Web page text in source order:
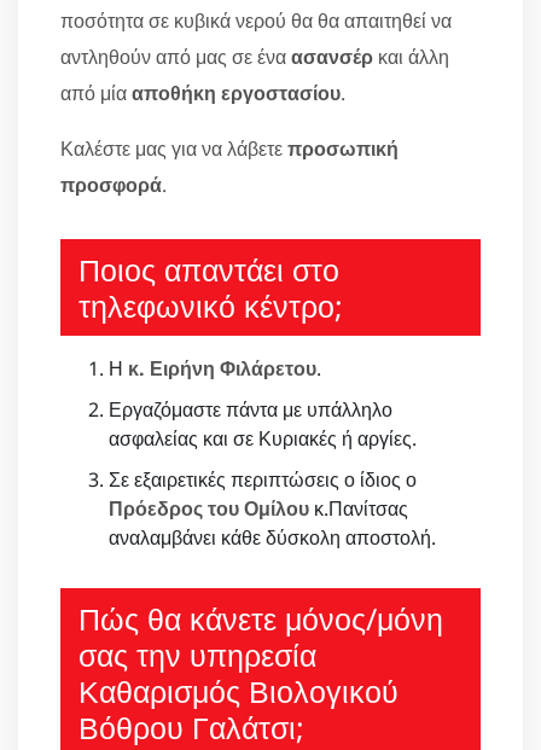
ποσότητα σε κυβικά νερού θα θα απαιτηθεί να
αντληθούν από μας σε έναασανσέρ και άλλη
από μίααποθήκη εργοστασίου.
Καλέστε μας για να λάβετεπροσωπική
προσφορά.
Ποιος απαντάει στο
τηλεφωνικό κέντρο;
Η κ. Ειρήνη Φιλάρετου.
Εργαζόμαστε πάντα με υπάλληλο
ασφαλείας και σε Κυριακές ή αργίες.
Σε εξαιρετικές περιπτώσεις ο ίδιος ο
Πρόεδρος του Ομίλου κ.Πανίτσας
αναλαμβάνει κάθε δύσκολη αποστολή.
Πώς θα κάνετε μόνος/μόνη
σας την υπηρεσία
Καθαρισμός Βιολογικού
Βόθρου Γαλάτσι;